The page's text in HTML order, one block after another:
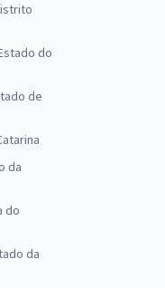
do
de
da
do
da